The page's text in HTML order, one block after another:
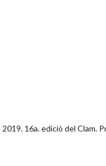
16a. edició del Clam.